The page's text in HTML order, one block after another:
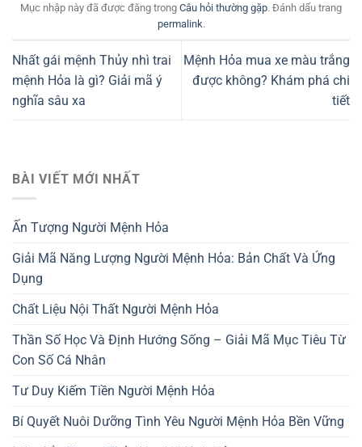
Mục nhập này đã được đăng trong Câu hỏi thường gặp. Đánh dấu trang
permalink.
Nhất gái mệnh Thủy nhì trai
mệnh Hỏa là gì? Giải mã ý
nghĩa sâu xa
Mệnh Hỏa mua xe màu trắng
được không? Khám phá chi
tiết
BÀI VIẾT MỚI NHẤT
Ấn Tượng Người Mệnh Hỏa
Giải Mã Năng Lượng Người Mệnh Hỏa: Bản Chất Và Ứng
Dụng
Chất Liệu Nội Thất Người Mệnh Hỏa
Thần Số Học Và Định Hướng Sống – Giải Mã Mục Tiêu Từ
Con Số Cá Nhân
Tư Duy Kiếm Tiền Người Mệnh Hỏa
Bí Quyết Nuôi Dưỡng Tình Yêu Người Mệnh Hỏa Bền Vững